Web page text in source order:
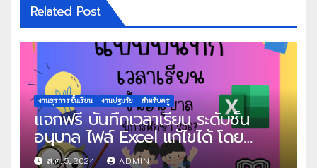
Related Post
งานธุรการชั้นเรียน งานปฐมวัย สำหรับครู
แจกฟรี บันทึกเวลาเรียน ระดับชั้น
อนุบาล ไฟล์ Excel แก้ไขได้ โดย
วิชาการง่าย by “ครูคณิต”
ส.ค. 5, 2024 ADMIN